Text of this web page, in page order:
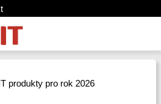
produkty pro rok 2026